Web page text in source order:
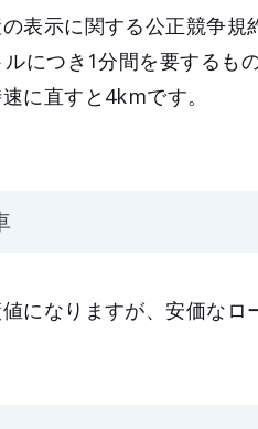
の表示に関する公正競争
につき1分間を要するも
に直すと4kmです。
になりますが、安価なロ